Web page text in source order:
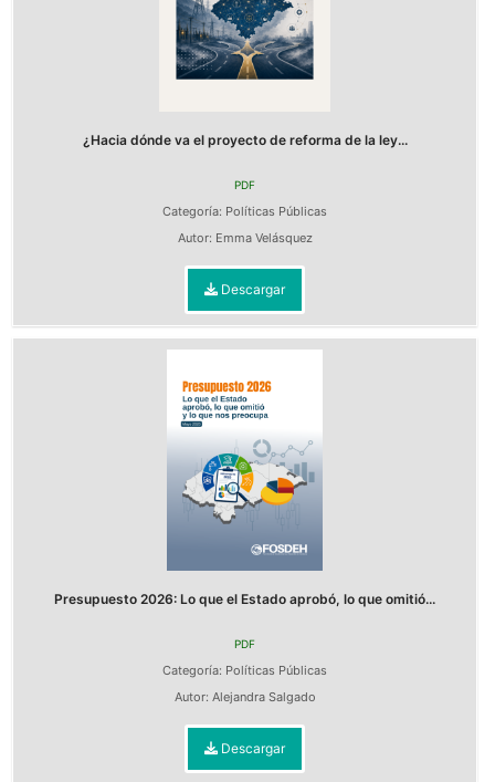
¿Hacia dónde va el proyecto de reforma de la ley...
PDF
Categoría: Políticas Públicas
Autor: Emma Velásquez
Descargar
Presupuesto 2026: Lo que el Estado aprobó, lo que omitió...
PDF
Categoría: Políticas Públicas
Autor: Alejandra Salgado
Descargar